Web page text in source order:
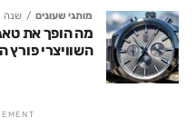
מותגי שעונים שנה 1 ago
מה הופך את
השוויצרי פורץ